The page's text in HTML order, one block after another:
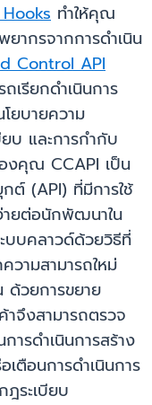
ทำให้คุณ
ยากรจากการดำเนิน
Control API
เรียกดำเนินการ
ยบายความ
บ และการกำกับ
งคุณ CCAPI เป็น
ต์ (API) ที่มีการใช้
ายต่อนักพัฒนาใน
บบคลาวด์ด้วยวิธีที่
วามสามารถใหม่
ด้วยการขยาย
จึงสามารถตรวจ
รดำเนินการสร้าง
ตือนการดำเนินการ
ระเบียบ